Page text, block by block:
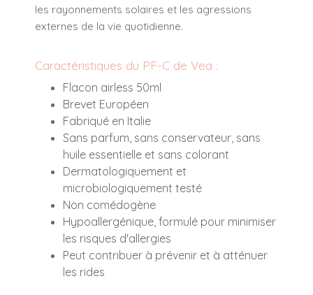
les rayonnements solaires et les agressions
externes de la vie quotidienne.
Caractéristiques du PF-C de Vea :
Flacon airless 50ml
Brevet Européen
Fabriqué en Italie
Sans parfum, sans conservateur, sans
huile essentielle et sans colorant
Dermatologiquement et
microbiologiquement testé
Non comédogène
Hypoallergénique, formulé pour minimiser
les risques d'allergies
Peut contribuer à prévenir et à atténuer
les rides